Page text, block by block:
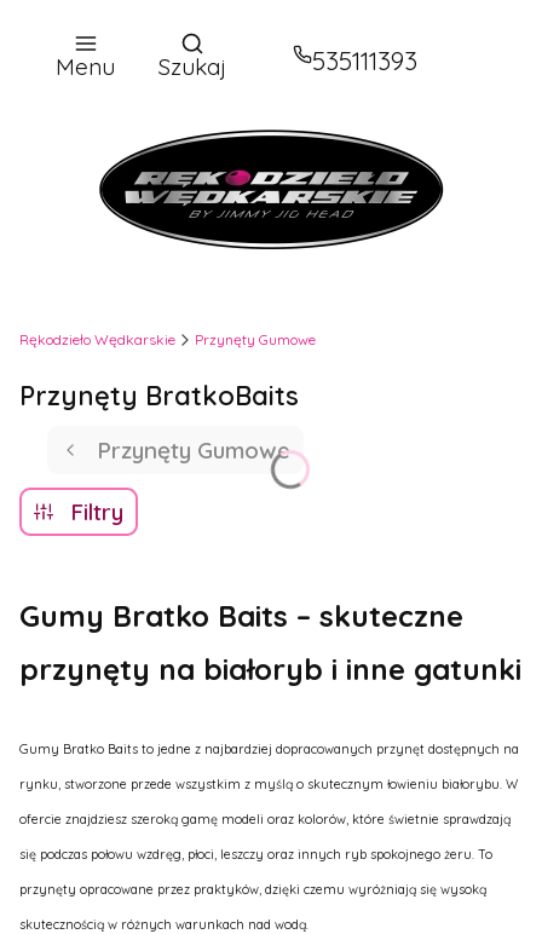
Menu
Otwórz wyszukiwarkę
Szukaj 535111393
Rękodzieło Wędkarskie Przynęty Gumowe
Przynęty BratkoBaits
Przynęty Gumowe
Filtry
Gumy Bratko Baits – skuteczne
przynęty na białoryb i inne gatunki
Gumy Bratko Baits to jedne z najbardziej dopracowanych przynęt dostępnych na
rynku, stworzone przede wszystkim z myślą o skutecznym łowieniu białorybu. W
ofercie znajdziesz szeroką gamę modeli oraz kolorów, które świetnie sprawdzają
się podczas połowu wzdręg, płoci, leszczy oraz innych ryb spokojnego żeru. To
przynęty opracowane przez praktyków, dzięki czemu wyróżniają się wysoką
skutecznością w różnych warunkach nad wodą.